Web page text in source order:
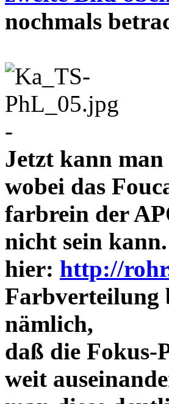
nochmals
-
Jetzt kann
wobei das
farbrein der
nicht sein
hier: http://
Farbverteilung
nämlich,
daß die Fokus-
weit